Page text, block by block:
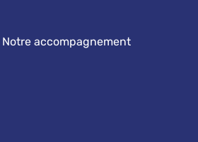
Notre accompagnement